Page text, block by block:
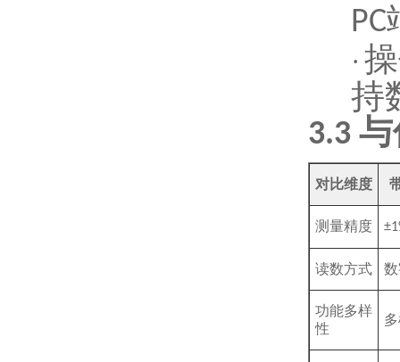
PC
·
持
3.3
对比维度
测量精度
读数方式
功能多样
性